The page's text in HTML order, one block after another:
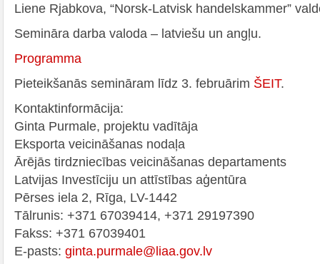
Liene Rjabkova, “Norsk-Latvisk handelskammer”
Semināra darba valoda – latviešu un angļu.
Programma
Pieteikšanās semināram līdz 3. februārim ŠEIT.
Kontaktinformācija:
Ginta Purmale, projektu vadītāja
Eksporta veicināšanas nodaļa
Ārējās tirdzniecības veicināšanas departaments
Latvijas Investīciju un attīstības aģentūra
Pērses iela 2, Rīga, LV-1442
Tālrunis: +371 67039414, +371 29197390
Fakss: +371 67039401
E-pasts: ginta.purmale@liaa.gov.lv